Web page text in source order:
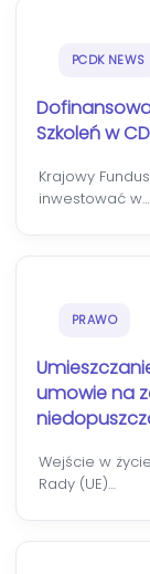
PCDK NEWS
Szkoleń w
Krajowy
inwestować w…
PRAWO
umowie na
Wejście w
Rady (UE)…